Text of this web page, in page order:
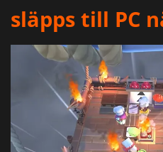
HÅRDVARA
NYHETER
LOGGA IN ELLER REGISTRERA DIG
släpps till PC